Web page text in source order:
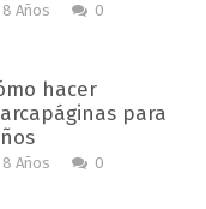
8 Años 0
hacer
para
8 Años 0